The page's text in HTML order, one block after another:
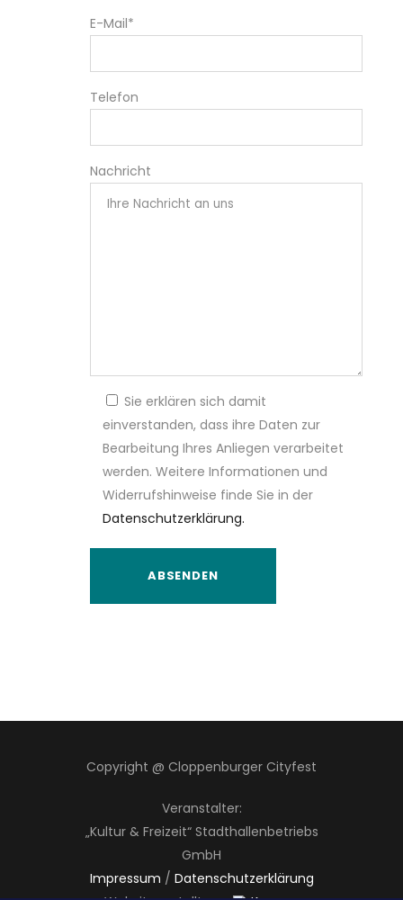
E-Mail*
Telefon
Nachricht
Sie erklären sich damit
einverstanden, dass ihre Daten zur
Bearbeitung Ihres Anliegen verarbeitet
werden. Weitere Informationen und
Widerrufshinweise finde Sie in der
Datenschutzerklärung.
Copyright @ Cloppenburger Cityfest
Veranstalter:
„Kultur & Freizeit“ Stadthallenbetriebs
GmbH
Impressum / Datenschutzerklärung